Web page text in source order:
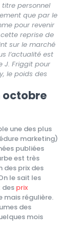
personnel
que par le
pour revenir
reprise de
sur le marché
l’actualité est
J. Friggit pour
le poids des
octobre
une des plus
marketing)
publiées
est très
des prix des
le sait les
des prix
mais régulière.
des
mois